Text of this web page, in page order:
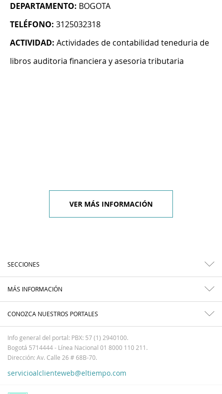
DEPARTAMENTO: BOGOTA
TELÉFONO: 3125032318
ACTIVIDAD: Actividades de contabilidad teneduria de
libros auditoria financiera y asesoria tributaria
VER MÁS INFORMACIÓN
SECCIONES
MÁS INFORMACIÓN
CONOZCA NUESTROS PORTALES
Info general del portal: PBX: 57 (1) 2940100.
Bogotá 5714444 - Línea Nacional 01 8000 110 211.
Dirección: Av. Calle 26 # 68B-70.
servicioalclienteweb@eltiempo.com